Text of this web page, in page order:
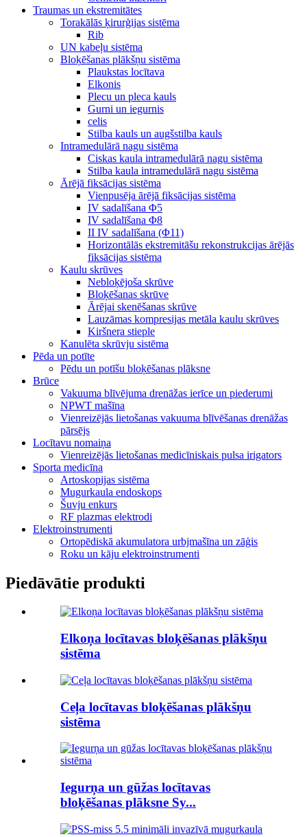
Traumas un ekstremitātes
Torakālās ķirurģijas sistēma
Rib
UN kabeļu sistēma
Bloķēšanas plākšņu sistēma
Plaukstas locītava
Elkonis
Plecu un pleca kauls
Gurni un iegurnis
celis
Stilba kauls un augšstilba kauls
Intramedulārā nagu sistēma
Ciskas kaula intramedulārā nagu sistēma
Stilba kaula intramedulārā nagu sistēma
Ārējā fiksācijas sistēma
Vienpusēja ārējā fiksācijas sistēma
IV sadalīšana Φ5
IV sadalīšana Φ8
II IV sadalīšana (Φ11)
Horizontālās ekstremitāšu rekonstrukcijas ārējās
fiksācijas sistēma
Kaulu skrūves
Nebloķējoša skrūve
Bloķēšanas skrūve
Ārējai skenēšanas skrūve
Lauzāmas kompresijas metāla kaulu skrūves
Kiršnera stieple
Kanulēta skrūvju sistēma
Pēda un potīte
Pēdu un potīšu bloķēšanas plāksne
Brūce
Vakuuma blīvējuma drenāžas ierīce un piederumi
NPWT mašīna
Vienreizējās lietošanas vakuuma blīvēšanas drenāžas
pārsējs
Locītavu nomaiņa
Vienreizējās lietošanas medicīniskais pulsa irigators
Sporta medicīna
Artoskopijas sistēma
Mugurkaula endoskops
Šuvju enkurs
RF plazmas elektrodi
Elektroinstrumenti
Ortopēdiskā akumulatora urbjmašīna un zāģis
Roku un kāju elektroinstrumenti
Piedāvātie produkti
Elkoņa locītavas bloķēšanas plākšņu
sistēma
Ceļa locītavas bloķēšanas plākšņu
sistēma
Iegurņa un gūžas locītavas
bloķēšanas plāksne Sy...